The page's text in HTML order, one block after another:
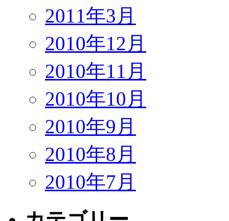
2011年3月
2010年12月
2010年11月
2010年10月
2010年9月
2010年8月
2010年7月